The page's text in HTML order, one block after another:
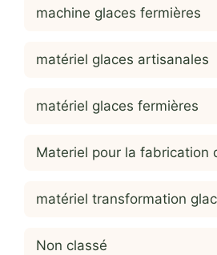
machine glaces fermières
matériel glaces artisanales
matériel glaces fermières
Materiel pour la fabrication
matériel transformation
Non classé